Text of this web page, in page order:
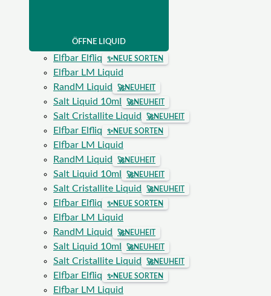
ÖFFNE LIQUID
Elfbar Elfliq ✨NEUE SORTEN
Elfbar LM Liquid
RandM Liquid
🚀NEUHEIT
Salt Liquid 10ml 🚀NEUHEIT
Salt Cristallite Liquid 🚀NEUHEIT
Elfbar Elfliq ✨NEUE SORTEN
Elfbar LM Liquid
RandM Liquid
🚀NEUHEIT
Salt Liquid 10ml 🚀NEUHEIT
Salt Cristallite Liquid 🚀NEUHEIT
Elfbar Elfliq ✨NEUE SORTEN
Elfbar LM Liquid
RandM Liquid
🚀NEUHEIT
Salt Liquid 10ml 🚀NEUHEIT
Salt Cristallite Liquid 🚀NEUHEIT
Elfbar Elfliq ✨NEUE SORTEN
Elfbar LM Liquid